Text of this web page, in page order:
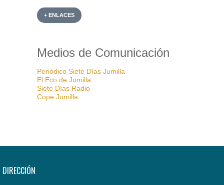
+ ENLACES
Medios de Comunicación
Periódico Siete Días Jumilla
El Eco de Jumilla
Siete Días Radio
Cope Jumilla
DIRECCIÓN